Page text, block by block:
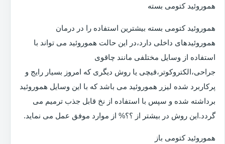
هموروئید کتومی بسته
هموروئید کتومی بسته بیشترین استفاده را در درمان
هموروئیدهای داخلی دارد،در این حالت هموروئید می تواند با
استفاده از وسایل مختلفی مانند چاقوی
جراحی،الکتروکوتر،قیچی یا روش دیگری که امروز بسیار رایج و
پرکاربرد شده لیزر هموروئید می باشد که با این وسایل هموروئید
برداشته شده و سپس با استفاده از نخ قابل جذب ترمیم می
گردد.این روش در بیشتر از ؟؟% از موارد موفق عمل می نماید.
هموروئید کتومی باز